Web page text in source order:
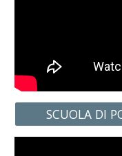
SCUOLA DI